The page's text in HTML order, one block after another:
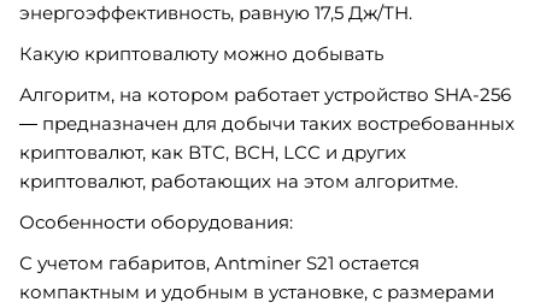
энергоэффективность, равную 17,5 Дж/ТН.
Какую криптовалюту можно добывать
Алгоритм, на котором работает устройство SHA-256
— предназначен для добычи таких востребованных
криптовалют, как ВТС, ВСН, LСС и других
криптовалют, работающих на этом алгоритме.
Особенности оборудования:
С учетом габаритов, Antminer S21 остается
компактным и удобным в установке, с размерами